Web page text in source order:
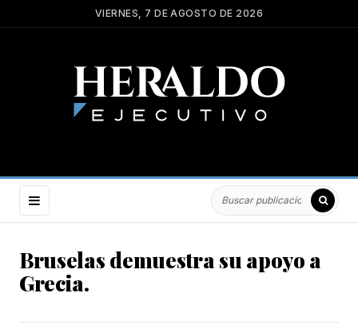
VIERNES, 7 DE AGOSTO DE 2026
Bruselas demuestra su apoyo a
Grecia.